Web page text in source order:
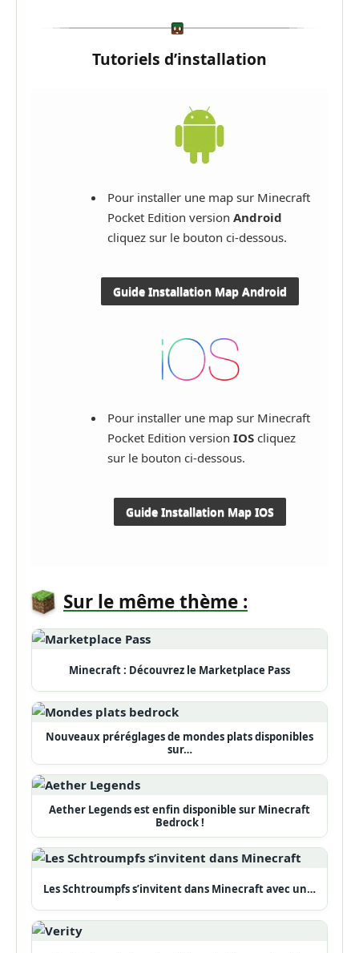
Tutoriels d’installation
Pour installer une map sur Minecraft
Pocket Edition version Android
cliquez sur le bouton ci-dessous.
Guide Installation Map Android
Pour installer une map sur Minecraft
Pocket Edition version IOS cliquez
sur le bouton ci-dessous.
Guide Installation Map IOS
Sur le même thème :
Minecraft : Découvrez le Marketplace Pass
Nouveaux préréglages de mondes plats disponibles
sur…
Aether Legends est enfin disponible sur Minecraft
Bedrock !
Les Schtroumpfs s’invitent dans Minecraft avec un…